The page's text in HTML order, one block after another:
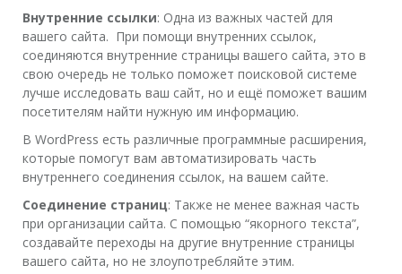
Внутренние ссылки: Одна из важных частей для
вашего сайта. При помощи внутренних ссылок,
соединяются внутренние страницы вашего сайта, это в
свою очередь не только поможет поисковой системе
лучше исследовать ваш сайт, но и ещё поможет вашим
посетителям найти нужную им информацию.
В WordPress есть различные программные расширения,
которые помогут вам автоматизировать часть
внутреннего соединения ссылок, на вашем сайте.
Соединение страниц: Также не менее важная часть
при организации сайта. С помощью “якорного текста”,
создавайте переходы на другие внутренние страницы
вашего сайта, но не злоупотребляйте этим.